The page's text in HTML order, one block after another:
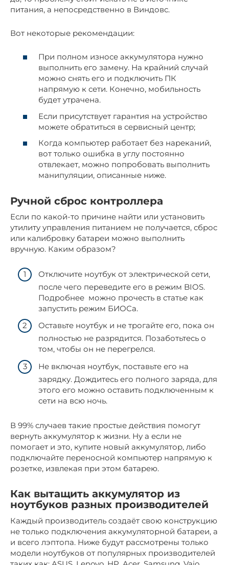
питания, а непосредственно в Виндовс.
Вот некоторые рекомендации:
При полном износе аккумулятора нужно
выполнить его замену. На крайний случай
можно снять его и подключить ПК
напрямую к сети. Конечно, мобильность
будет утрачена.
Если присутствует гарантия на устройство
можете обратиться в сервисный центр;
Когда компьютер работает без нареканий,
вот только ошибка в углу постоянно
отвлекает, можно попробовать выполнить
манипуляции, описанные ниже.
Ручной сброс контроллера
Если по какой-то причине найти или установить
утилиту управления питанием не получается, сброс
или калибровку батареи можно выполнить
вручную. Каким образом?
Отключите ноутбук от электрической сети,
после чего переведите его в режим BIOS.
Подробнее можно прочесть в статье как
запустить режим БИОСа.
Оставьте ноутбук и не трогайте его, пока он
полностью не разрядится. Позаботьтесь о
том, чтобы он не перегрелся.
Не включая ноутбук, поставьте его на
зарядку. Дождитесь его полного заряда, для
этого его можно оставить подключенным к
сети на всю ночь.
В 99% случаев такие простые действия помогут
вернуть аккумулятор к жизни. Ну а если не
помогает и это, купите новый аккумулятор, либо
подключайте переносной компьютер напрямую к
розетке, извлекая при этом батарею.
Как вытащить аккумулятор из
ноутбуков разных производителей
Каждый производитель создаёт свою конструкцию
не только подключения аккумуляторной батареи, а
и всего лэптопа. Ниже будут рассмотрены только
модели ноутбуков от популярных производителей